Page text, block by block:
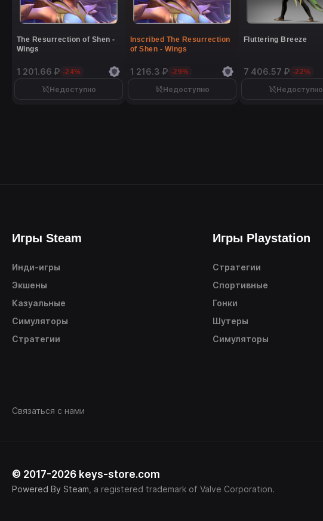
The Resurrection of Shen -
Wings
1 201.66 ₽ -24%
Недоступно
Inscribed The Resurrection
of Shen - Wings
1 216.3 ₽ -29%
Недоступно
Fluttering Breeze
7 406.57 ₽ -22%
Недоступно
Игры Steam
Инди-игры
Экшены
Казуальные
Симуляторы
Стратегии
Игры Playstation
Стратегии
Спортивные
Гонки
Шутеры
Симуляторы
Связаться с нами
© 2017-2026 keys-store.com
Powered By Steam , a registered trademark of Valve Corporation.